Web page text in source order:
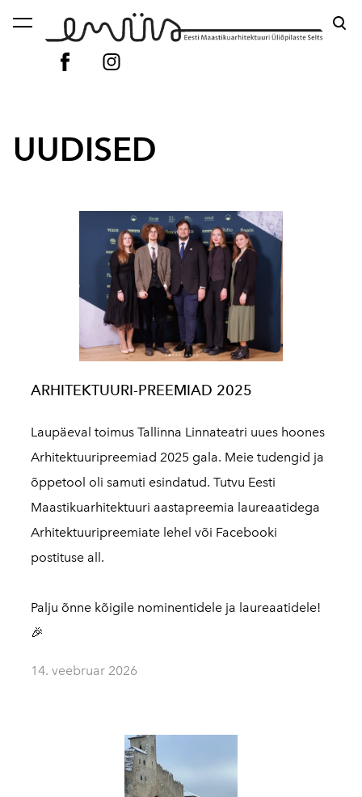
lisati ostukorvi. Vaata ostukorvi
UUDISED
ARHITEKTUURI-PREEMIAD 2025
Laupäeval toimus Tallinna Linnateatri uues hoones
Arhitektuuripreemiad 2025 gala. Meie tudengid ja
õppetool oli samuti esindatud. Tutvu Eesti
Maastikuarhitektuuri aastapreemia laureaatidega
Arhitektuuripreemiate lehel või Facebooki
postituse all.
Palju õnne kõigile nominentidele ja laureaatidele!
🎉
14. veebruar 2026